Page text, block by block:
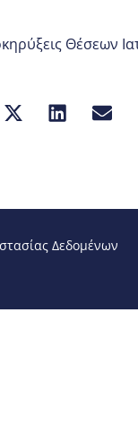
Θέσεων
Δεδομένων